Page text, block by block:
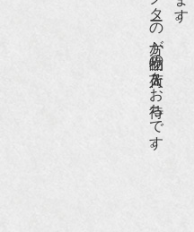
愛好家やコレクターの方が品物の入荷をお待ちです。